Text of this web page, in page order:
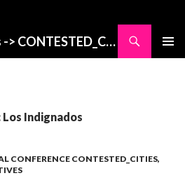
Working Paper Series -> CONTESTED_CITIES
Indignados
CONFERENCE CONTESTED_CITIES,